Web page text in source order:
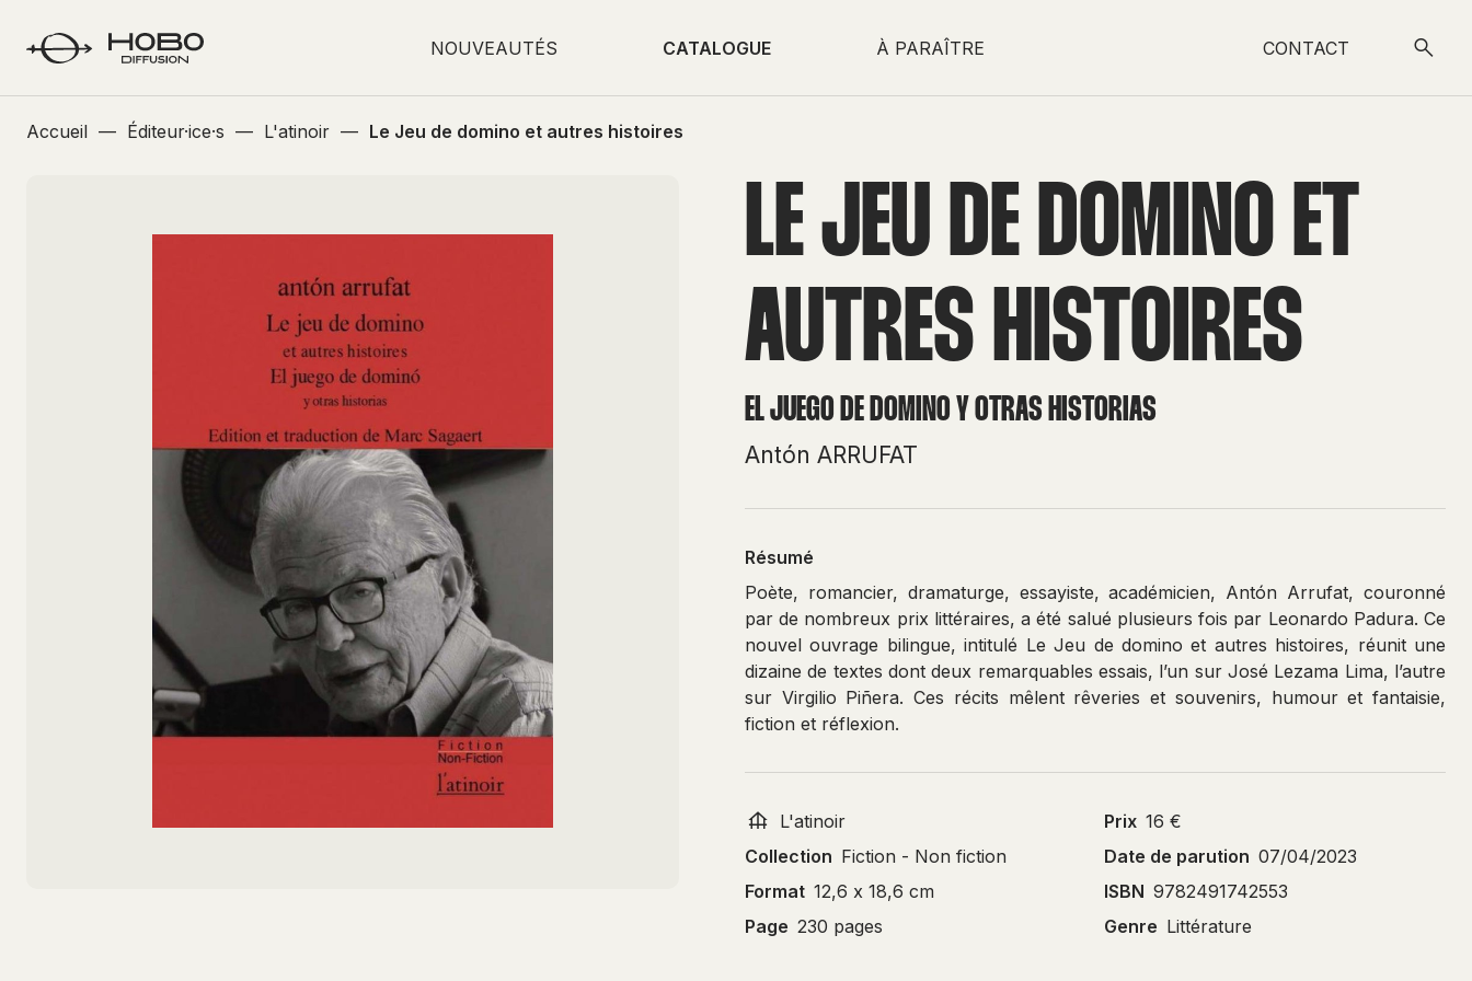
NOUVEAUTÉS CATALOGUE À PARAÎTRE CONTACT
Accueil — Éditeur·ice·s — L'atinoir — Le Jeu de domino et autres histoires
LE JEU DE DOMINO ET
AUTRES HISTOIRES
EL JUEGO DE DOMINO Y OTRAS HISTORIAS
Antón ARRUFAT
Résumé
Poète, romancier, dramaturge, essayiste, académicien, Antón Arrufat, couronné
par de nombreux prix littéraires, a été salué plusieurs fois par Leonardo Padura. Ce
nouvel ouvrage bilingue, intitulé Le Jeu de domino et autres histoires, réunit une
dizaine de textes dont deux remarquables essais, l’un sur José Lezama Lima, l’autre
sur Virgilio Piñera. Ces récits mêlent rêveries et souvenirs, humour et fantaisie,
fiction et réflexion.
L'atinoir
Collection Fiction - Non fiction
Format
12,6 x 18,6 cm
Page 230 pages
Prix 16 €
Date de parution 07/04/2023
ISBN 9782491742553
Genre Littérature